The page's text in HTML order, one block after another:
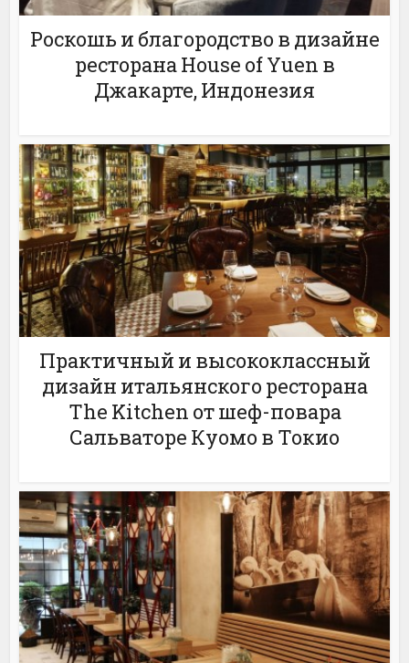
Роскошь и благородство в дизайне
ресторана House of Yuen в
Джакарте, Индонезия
Практичный и высококлассный
дизайн итальянского ресторана
The Kitchen от шеф-повара
Сальваторе Куомо в Токио